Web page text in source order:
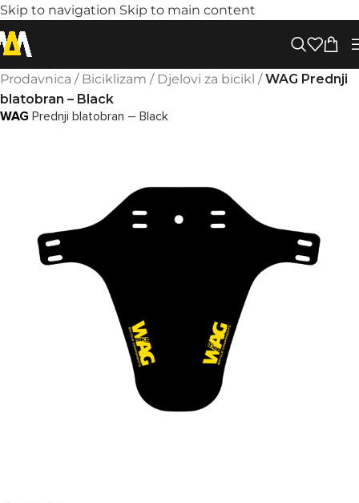
Skip to navigation Skip to main content
Prodavnica / Biciklizam / Djelovi za bicikl /WAG Prednji
blatobran – Black
WAG Prednji blatobran – Black